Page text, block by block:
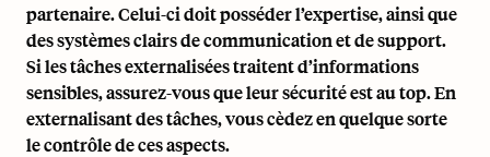
partenaire. Celui-ci doit posséder l’expertise, ainsi que
des systèmes clairs de communication et de support.
Si les tâches externalisées traitent d’informations
sensibles, assurez-vous que leur sécurité est au top. En
externalisant des tâches, vous cèdez en quelque sorte
le contrôle de ces aspects.